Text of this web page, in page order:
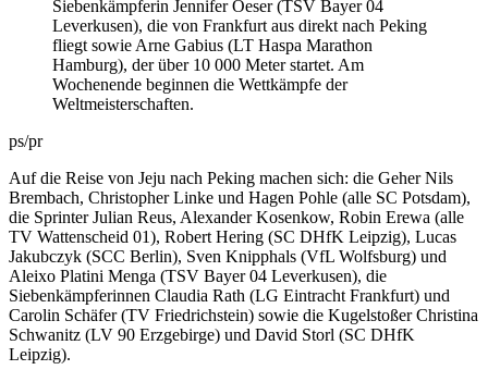
Siebenkämpferin Jennifer Oeser (TSV Bayer 04
Leverkusen), die von Frankfurt aus direkt nach Peking
fliegt sowie Arne Gabius (LT Haspa Marathon
Hamburg), der über 10 000 Meter startet. Am
Wochenende beginnen die Wettkämpfe der
Weltmeisterschaften.
ps/pr
Auf die Reise von Jeju nach Peking machen sich: die Geher Nils
Brembach, Christopher Linke und Hagen Pohle (alle SC Potsdam),
die Sprinter Julian Reus, Alexander Kosenkow, Robin Erewa (alle
TV Wattenscheid 01), Robert Hering (SC DHfK Leipzig), Lucas
Jakubczyk (SCC Berlin), Sven Knipphals (VfL Wolfsburg) und
Aleixo Platini Menga (TSV Bayer 04 Leverkusen), die
Siebenkämpferinnen Claudia Rath (LG Eintracht Frankfurt) und
Carolin Schäfer (TV Friedrichstein) sowie die Kugelstoßer Christina
Schwanitz (LV 90 Erzgebirge) und David Storl (SC DHfK
Leipzig).